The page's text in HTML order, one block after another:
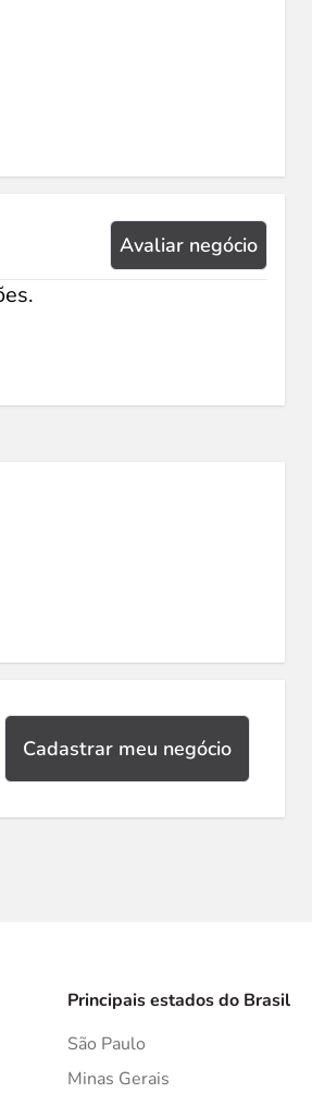
Avaliar negócio
Cadastrar meu negócio
Principais estados do Brasil
São Paulo
Minas Gerais